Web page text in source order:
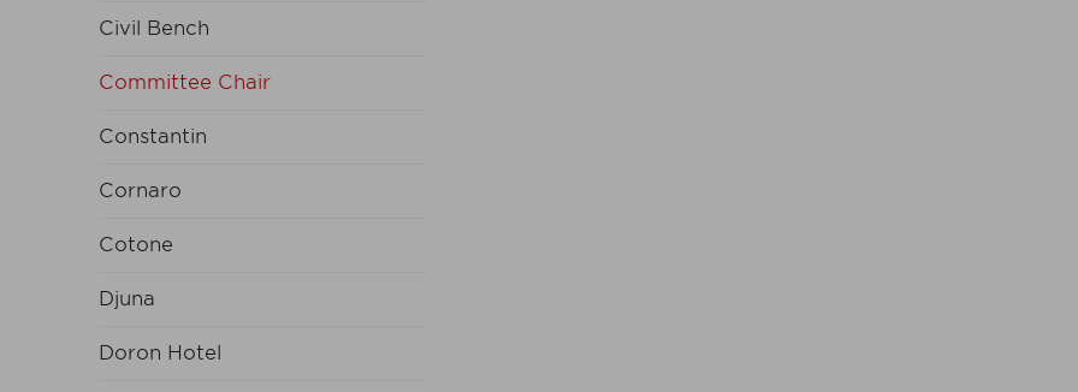
Civil Bench
Committee Chair
Constantin
Cornaro
Cotone
Djuna
Doron Hotel